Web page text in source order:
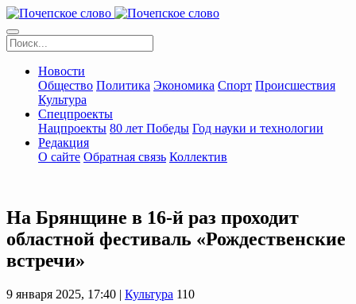
Новости
Общество Политика Экономика Спорт Происшествия
Культура
Спецпроекты
Нацпроекты 80 лет Победы Год науки и технологии
Редакция
О сайте Обратная связь Коллектив
На Брянщине в 16-й раз проходит
областной фестиваль «Рождественские
встречи»
9 января 2025, 17:40 | Культура 110